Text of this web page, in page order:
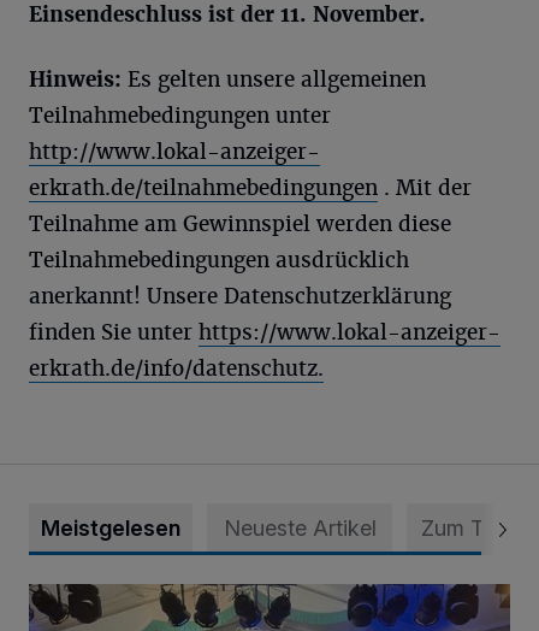
Einsendeschluss ist der 11. November.
Hinweis: Es gelten unsere allgemeinen
Teilnahmebedingungen unter
http://www.lokal-anzeiger-
erkrath.de/teilnahmebedingungen . Mit der
Teilnahme am Gewinnspiel werden diese
Teilnahmebedingungen ausdrücklich
anerkannt! Unsere Datenschutzerklärung
finden Sie unter https://www.lokal-anzeiger-
erkrath.de/info/datenschutz.
Meistgelesen Neueste Artikel Zum Thema
Viele Bilder: Toller Auftakt des Unterbacher